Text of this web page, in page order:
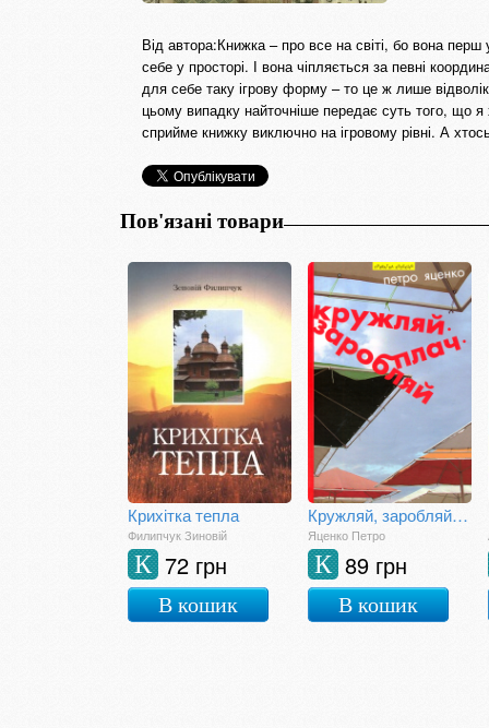
Від автора:Книжка – про все на світі, бо вона
себе у просторі. І вона чіпляється за певні
для себе таку ігрову форму – то це ж лише
цьому випадку найточніше передає суть того, що я
сприйме книжку виключно на ігровому рівні. А
Пов'язані товари
Крихітка тепла
Филипчук Зиновій
72 грн
К
В кошик
Кружляй, заробляй, плач
Яценко Петро
89 грн
К
В кошик